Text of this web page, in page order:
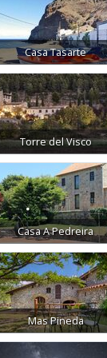
Casa Tasarte
Torre del Visco
Casa A Pedreira
Mas Pineda